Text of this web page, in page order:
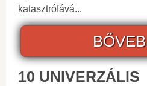
katasztrófává...
10 UNIVERZÁLIS